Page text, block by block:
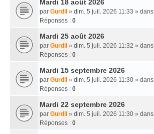
Mardi 18 août 2026
par Gurdil » dim. 5 juil. 2026 11:33 » dans
Réponses : 0
Mardi 25 août 2026
par Gurdil » dim. 5 juil. 2026 11:32 » dans
Réponses : 0
Mardi 15 septembre 2026
par Gurdil » dim. 5 juil. 2026 11:30 » dans
Réponses : 0
Mardi 22 septembre 2026
par Gurdil » dim. 5 juil. 2026 11:30 » dans
Réponses : 0